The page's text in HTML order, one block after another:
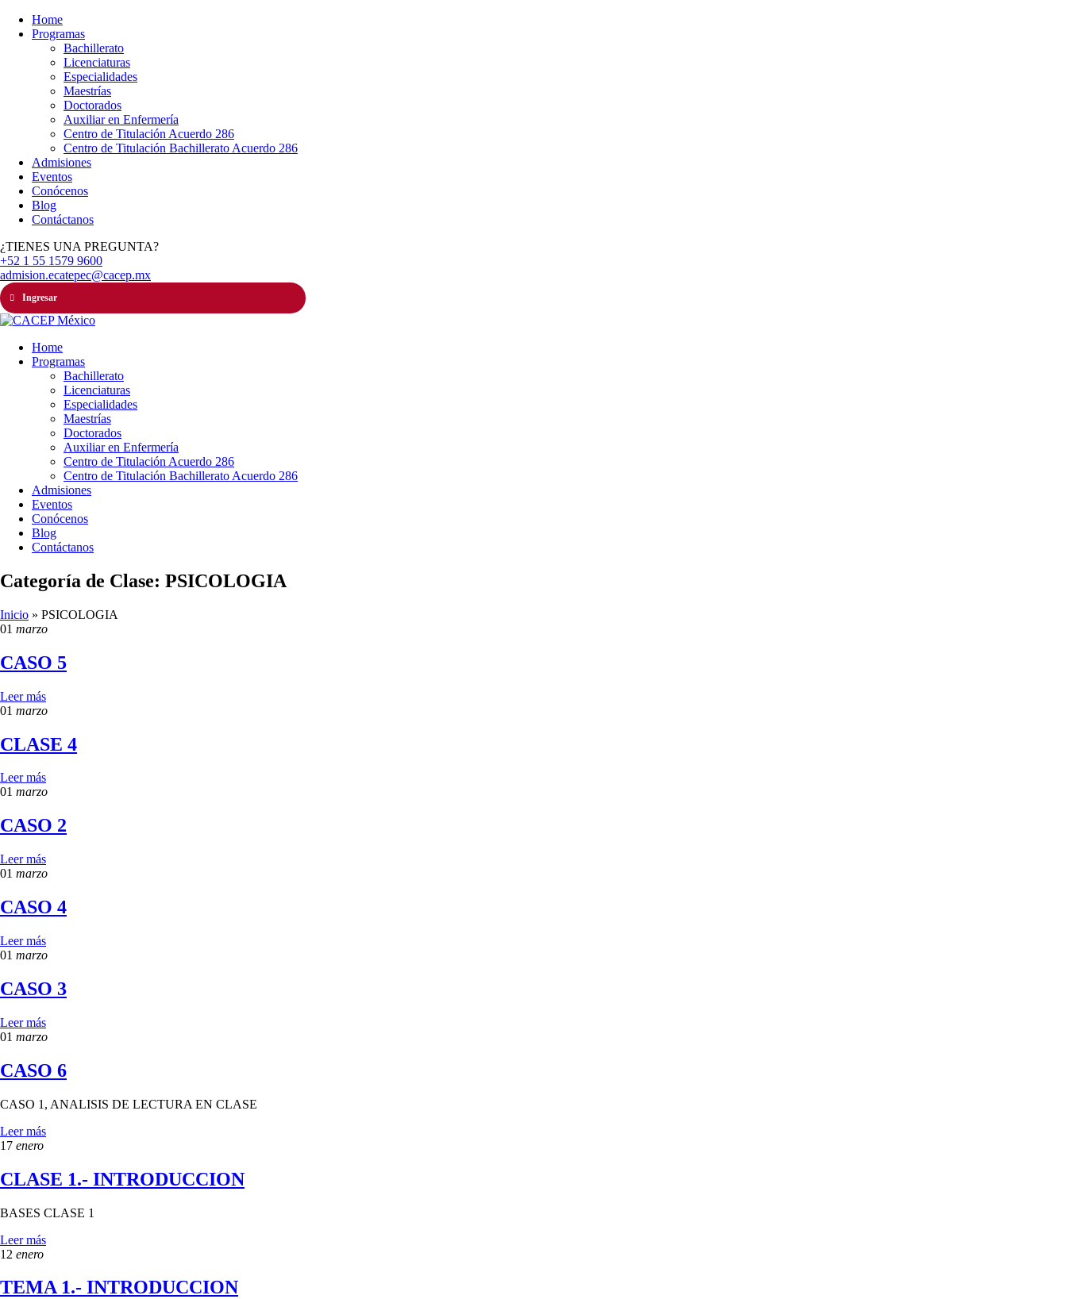
Home
Programas
Bachillerato
Licenciaturas
Especialidades
Maestrías
Doctorados
Auxiliar en Enfermería
Centro de Titulación Acuerdo 286
Centro de Titulación Bachillerato Acuerdo 286
Admisiones
Eventos
Conócenos
Blog
Contáctanos
¿TIENES UNA PREGUNTA?
+52 1 55 1579 9600
admision.ecatepec@cacep.mx
Ingresar
Home
Programas
Bachillerato
Licenciaturas
Especialidades
Maestrías
Doctorados
Auxiliar en Enfermería
Centro de Titulación Acuerdo 286
Centro de Titulación Bachillerato Acuerdo 286
Admisiones
Eventos
Conócenos
Blog
Contáctanos
Categoría de Clase: PSICOLOGIA
Inicio » PSICOLOGIA
01 marzo
CASO 5
Leer más
01 marzo
CLASE 4
Leer más
01 marzo
CASO 2
Leer más
01 marzo
CASO 4
Leer más
01 marzo
CASO 3
Leer más
01 marzo
CASO 6
CASO 1, ANALISIS DE LECTURA EN CLASE
Leer más
17 enero
CLASE 1.- INTRODUCCION
BASES CLASE 1
Leer más
12 enero
TEMA 1.- INTRODUCCION